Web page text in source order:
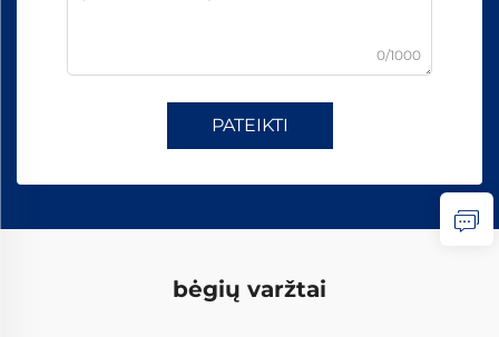
0/1000
PATEIKTI
bėgių varžtai